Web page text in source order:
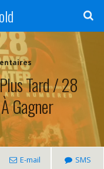
Tard / 28
Gagner
E-mail SMS